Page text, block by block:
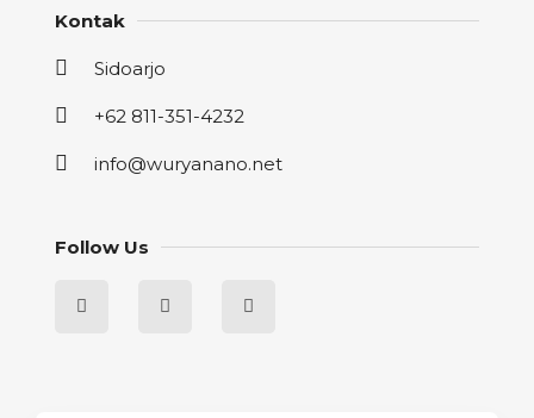
Kontak
Sidoarjo
+62 811-351-4232
info@wuryanano.net
Follow Us